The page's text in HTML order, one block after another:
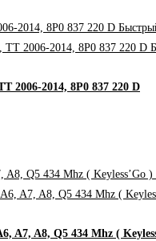
2006-2014, 8P0 837 220 D
A7, A8, Q5 434 Mhz (